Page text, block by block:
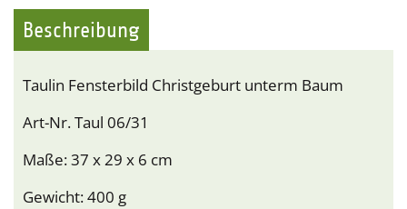
Beschreibung
Taulin Fensterbild Christgeburt unterm Baum
Art-Nr. Taul 06/31
Maße: 37 x 29 x 6 cm
Gewicht: 400 g